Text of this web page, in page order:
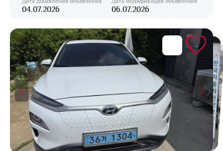
04.07.2026 06.07.2026